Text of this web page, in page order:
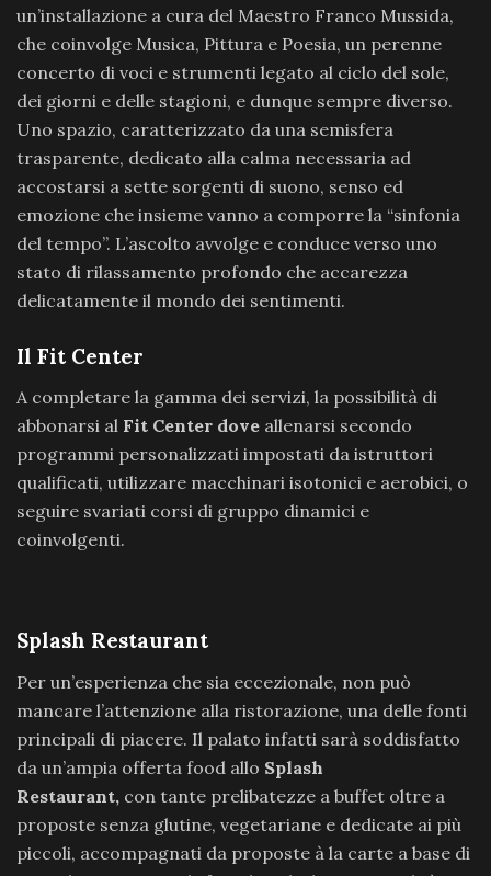
un’installazione a cura del Maestro Franco Mussida,
che coinvolge Musica, Pittura e Poesia, un perenne
concerto di voci e strumenti legato al ciclo del sole,
dei giorni e delle stagioni, e dunque sempre diverso.
Uno spazio, caratterizzato da una semisfera
trasparente, dedicato alla calma necessaria ad
accostarsi a sette sorgenti di suono, senso ed
emozione che insieme vanno a comporre la “sinfonia
del tempo”. L’ascolto avvolge e conduce verso uno
stato di rilassamento profondo che accarezza
delicatamente il mondo dei sentimenti.
Il Fit Center
A completare la gamma dei servizi, la possibilità di
abbonarsi al Fit Center dove allenarsi secondo
programmi personalizzati impostati da istruttori
qualificati, utilizzare macchinari isotonici e aerobici, o
seguire svariati corsi di gruppo dinamici e
coinvolgenti.
Splash Restaurant
Per un’esperienza che sia eccezionale, non può
mancare l’attenzione alla ristorazione, una delle fonti
principali di piacere. Il palato infatti sarà soddisfatto
da un’ampia offerta food allo Splash
Restaurant, con tante prelibatezze a buffet oltre a
proposte senza glutine, vegetariane e dedicate ai più
piccoli, accompagnati da proposte à la carte a base di